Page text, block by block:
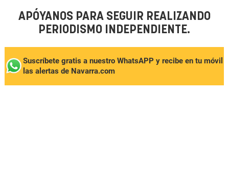
APÓYANOS PARA SEGUIR REALIZANDO
PERIODISMO INDEPENDIENTE.
Suscríbete gratis a nuestro WhatsAPP y recibe en tu móvil
las alertas de Navarra.com